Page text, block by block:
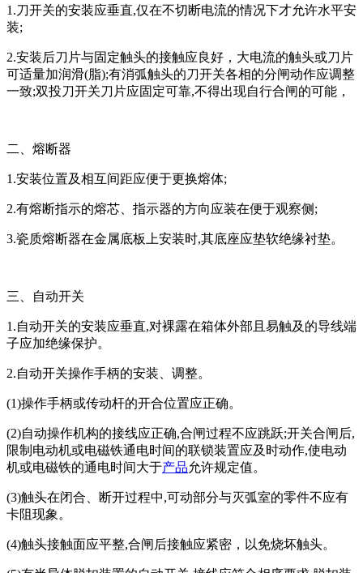
1.刀开关的安装应垂直,仅在不切断电流的情况下才允许水平安
装;
2.安装后刀片与固定触头的接触应良好，大电流的触头或刀片
可适量加润滑(脂);有消弧触头的刀开关各相的分闸动作应调整
一致;双投刀开关刀片应固定可靠,不得出现自行合闸的可能，
二、熔断器
1.安装位置及相互间距应便于更换熔体;
2.有熔断指示的熔芯、指示器的方向应装在便于观察侧;
3.瓷质熔断器在金属底板上安装时,其底座应垫软绝缘衬垫。
三、自动开关
1.自动开关的安装应垂直,对裸露在箱体外部且易触及的导线端
子应加绝缘保护。
2.自动开关操作手柄的安装、调整。
(1)操作手柄或传动杆的开合位置应正确。
(2)自动操作机构的接线应正确,合闸过程不应跳跃;开关合闸后,
限制电动机或电磁铁通电时间的联锁装置应及时动作,使电动
机或电磁铁的通电时间大于产品允许规定值。
(3)触头在闭合、断开过程中,可动部分与灭弧室的零件不应有
卡阻现象。
(4)触头接触面应平整,合闸后接触应紧密，以免烧坏触头。